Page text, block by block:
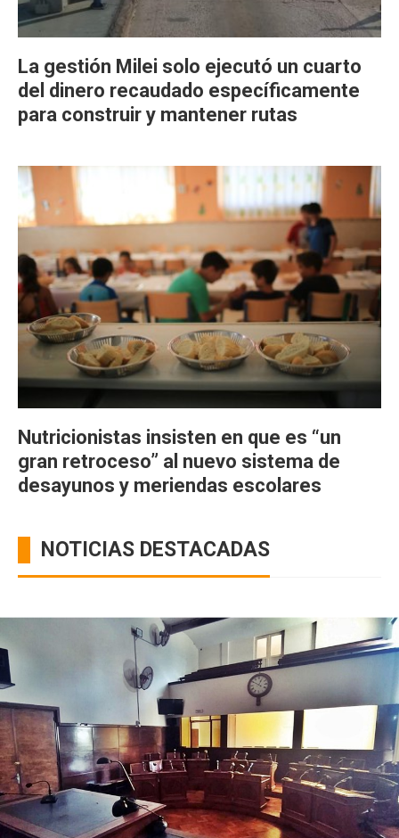
La gestión Milei solo ejecutó un cuarto
del dinero recaudado específicamente
para construir y mantener rutas
Nutricionistas insisten en que es “un
gran retroceso” al nuevo sistema de
desayunos y meriendas escolares
NOTICIAS DESTACADAS